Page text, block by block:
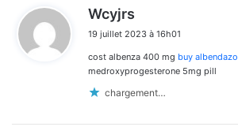
Wcyjrs
t
:
19 juillet 2023 à 16h01
cost albenza 400 mg buy
medroxyprogesterone 5mg pill
chargement…